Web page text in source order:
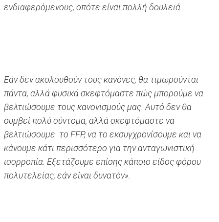
ενδιαφερόμενους, οπότε είναι πολλή δουλειά.
Εάν δεν ακολουθούν τους κανόνες, θα τιμωρούνται
πάντα, αλλά φυσικά σκεφτόμαστε πώς μπορούμε να
βελτιώσουμε τους κανονισμούς μας. Αυτό δεν θα
συμβεί πολύ σύντομα, αλλά σκεφτόμαστε να
βελτιώσουμε το FFP, να το εκσυγχρονίσουμε και να
κάνουμε κάτι περισσότερο για την ανταγωνιστική
ισορροπία. Εξετάζουμε επίσης κάποιο είδος φόρου
πολυτελείας, εάν είναι δυνατόν».